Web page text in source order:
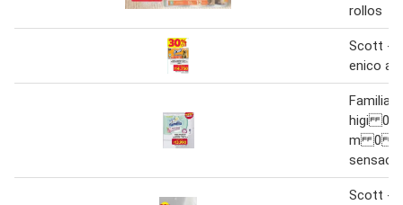
rollos
Scott -
enico
Familia -
higi 0
m 0 9
Scott -